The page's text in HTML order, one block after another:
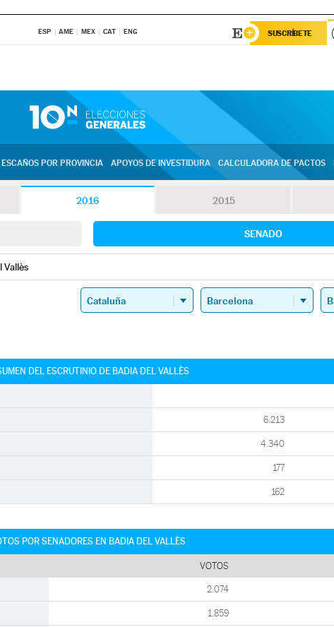
ESP AME MEX CAT ENG SUSCRÍBETE
ESCAÑOS POR PROVINCIA APOYOS DE INVESTIDURA CALCULADORA DE PACTOS
2016 2015
SENADO
Vallès
DEL ESCRUTINIO DE BADIA DEL VALLÈS
6.213
4.340
177
162
POR SENADORES EN BADIA DEL VALLÈS
VOTOS
2.074
1.859